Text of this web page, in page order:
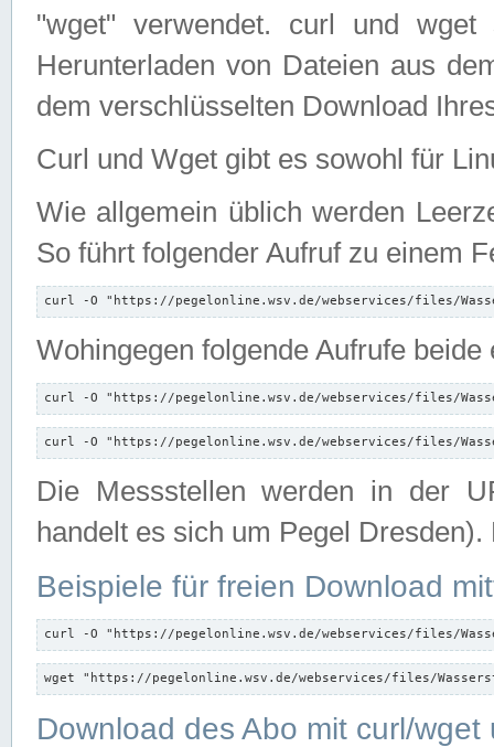
"wget" verwendet. curl und wget
Herunterladen von Dateien aus
dem verschlüsselten Download
Curl und Wget gibt es sowohl für
Wie allgemein üblich werden
So führt folgender Aufruf zu einem
curl -O "https://pegelonline.wsv.de/webservices/files/
Wohingegen folgende Aufrufe beide
curl -O "https://pegelonline.wsv.de/webservices/files/
curl -O "https://pegelonline.wsv.de/webservices/files/
Die Messstellen werden in der
handelt es sich um Pegel
Beispiele für freien Download
curl -O "https://pegelonline.wsv.de/webservices/files/
wget "https://pegelonline.wsv.de/webservices/files/
Download des Abo mit curl/